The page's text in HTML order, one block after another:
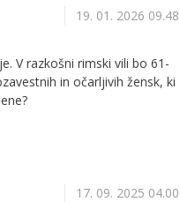
19. 01. 2026 09.48
V razkošni rimski vili bo 61-
in očarljivih žensk, ki
17. 09. 2025 04.00